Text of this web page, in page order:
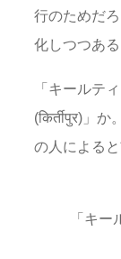
行のためだ
化しつつある
「キールテ
(किर्तीपुर)」
の人による
「キ